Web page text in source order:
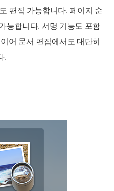
편집 가능합니다. 페이지 순
능합니다. 서명 기능도 포함
어 문서 편집에서도 대단히
.